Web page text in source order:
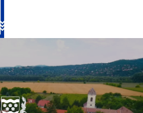
content
main
navigation
footer